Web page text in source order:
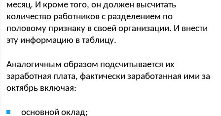
месяц. И кроме того, он должен высчитать
количество работников с разделением по
половому признаку в своей организации. И внести
эту информацию в таблицу.
Аналогичным образом подсчитывается их
заработная плата, фактически заработанная ими за
октябрь включая:
основной оклад;